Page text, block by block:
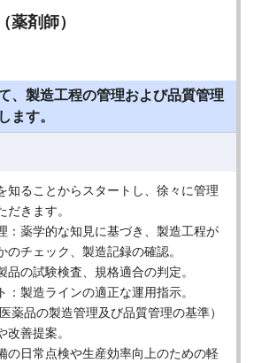
薬剤師）
、製造工程の管理および品質管理
ます。
知ることからスタートし、徐々に管理
きます。
：薬学的な知見に基づき、製造工程が
のチェック、製造記録の確認。
品の試験検査、規格適合の判定。
：製造ラインの適正な運用指示。
薬品の製造管理及び品質管理の基準）
改善提案。
の日常点検や生産効率向上のための軽